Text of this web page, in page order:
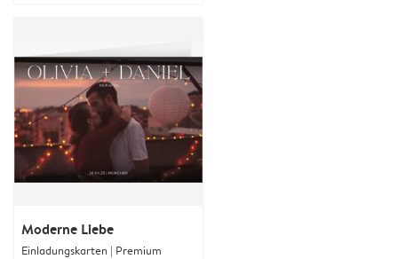
Moderne Liebe
Einladungskarten | Premium